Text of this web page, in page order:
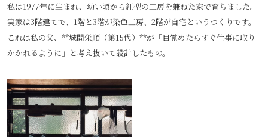
私は1977年に生まれ、幼い頃から紅型の工房を兼ねた家で育ちました。
実家は3階建てで、1階と3階が染色工房、2階が自宅というつくりです。
これは私の父、**城間栄順（第15代）**が「目覚めたらすぐ仕事に取り
かかれるように」と考え抜いて設計したもの。